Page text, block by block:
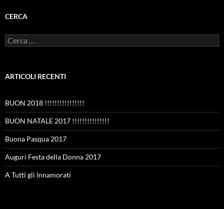
CERCA
Ricerca
per:
ARTICOLI RECENTI
BUON 2018 !!!!!!!!!!!!!!!!
BUON NATALE 2017 !!!!!!!!!!!!!!!
Buona Pasqua 2017
Auguri Festa della Donna 2017
A Tutti gli Innamorati